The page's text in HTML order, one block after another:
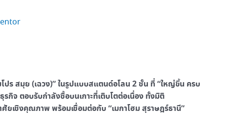
โปร สมุย (เฉวง)” ในรูปแบบสแตนด์อโลน 2 ชั้น ที่ “ใหญ่ขึ้น ครบ
กิจ ตอบรับกำลังซื้อบนเกาะที่เติบโตต่อเนื่อง ทั้งมิติ
ยเชิงคุณภาพ พร้อมเชื่อมต่อกับ “เมกาโฮม สุราษฎร์ธานี”